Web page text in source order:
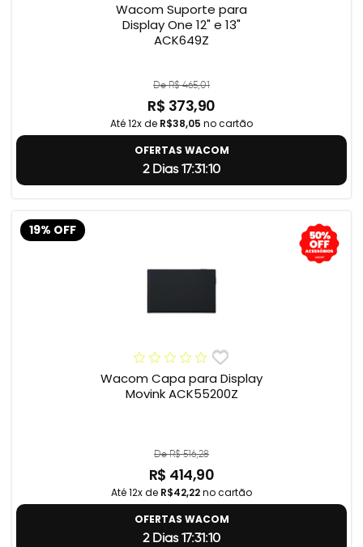
Wacom Suporte para
Display One 12" e 13"
ACK649Z
De R$ 465,01
R$ 373,90
Até 12x de R$38,05 no cartão
OFERTAS WACOM
2 Dias 17:31:9
19% OFF
Wacom Capa para Display
Movink ACK55200Z
De R$ 516,28
R$ 414,90
Até 12x de R$42,22no cartão
OFERTAS WACOM
2 Dias 17:31:9